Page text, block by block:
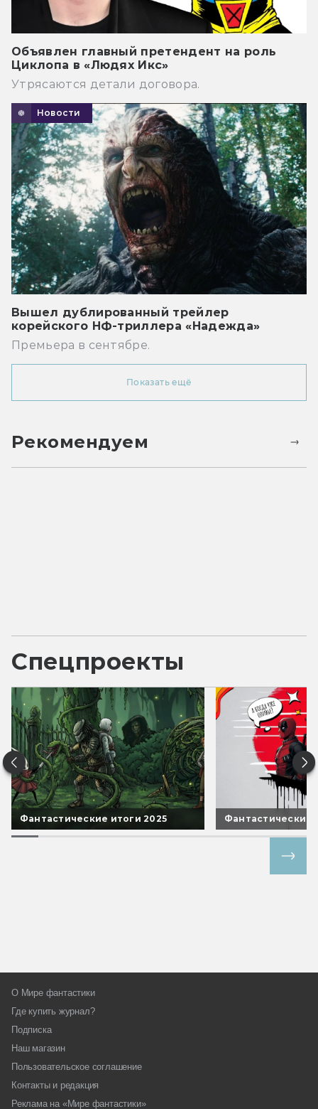
Объявлен главный претендент на роль
Циклопа в «Людях Икс»
Утрясаются детали договора.
Новости
Вышел дублированный трейлер
корейского НФ-триллера «Надежда»
Премьера в сентябре.
Показать ещё
Рекомендуем
Спецпроекты
Фантастические итоги 2025 Фантастические
О Мире фантастики
Где купить журнал?
Подписка
Наш магазин
Пользовательское соглашение
Контакты и редакция
Реклама на «Мире фантастики»